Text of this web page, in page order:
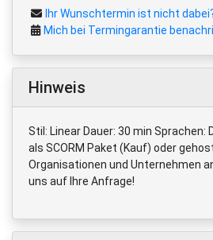
Ihr Wunschtermin ist nicht
Mich bei Termingarantie
Hinweis
Stil: Linear Dauer: 30 min Sprachen:
als SCORM Paket (Kauf) oder
Organisationen und Unternehmen
uns auf Ihre Anfrage!